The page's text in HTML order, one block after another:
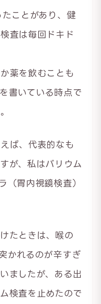
ことがあり、健
査は毎回ドキド
薬を飲むことも
書いている時点で
ば、代表的なも
が、私はバリウム
（胃内視鏡検査）
たときは、喉の
かれるのが辛すぎ
ましたが、ある出
検査を止めたので